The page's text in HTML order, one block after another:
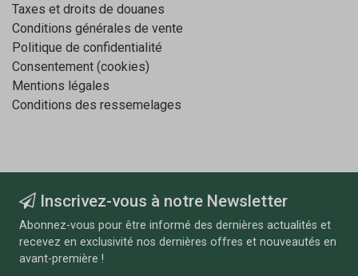
Taxes et droits de douanes
Conditions générales de vente
Politique de confidentialité
Consentement (cookies)
Mentions légales
Conditions des ressemelages
Inscrivez-vous à notre Newsletter
Abonnez-vous pour être informé des dernières actualités et
recevez en exclusivité nos dernières offres et nouveautés en
avant-première !